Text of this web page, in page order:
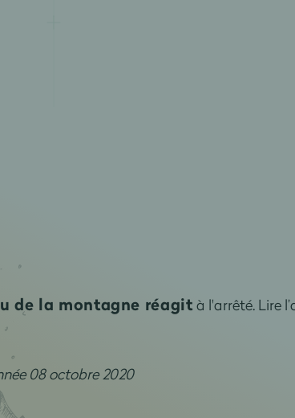
de la montagne réagità l'arrêté. Lire
08 octobre 2020